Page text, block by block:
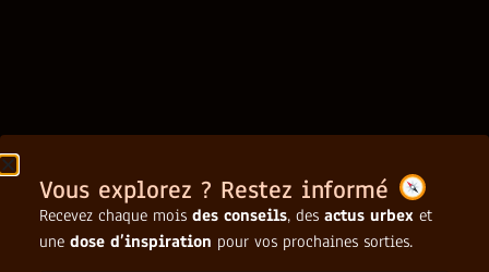
Vous explorez ? Restez informé
Recevez chaque mois des conseils, des actus urbex et
une dose d’inspiration pour vos prochaines sorties.